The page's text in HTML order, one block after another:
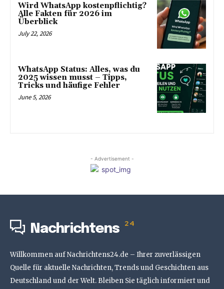
Wird WhatsApp kostenpflichtig?
Alle Fakten für 2026 im
Überblick
July 22, 2026
WhatsApp Status: Alles, was du
2025 wissen musst – Tipps,
Tricks und häufige Fehler
June 5, 2026
- Advertisement -
Nachrichtens 24
Willkommen auf Nachrichtens24.de – Ihrer zuverlässigen
Quelle für aktuelle Nachrichten, Trends und Geschichten aus
Deutschland und der Welt. Bleiben Sie täglich informiert und